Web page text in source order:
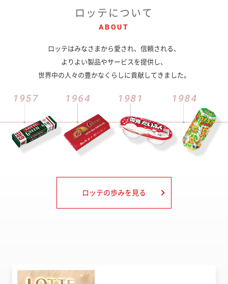
ロッテについて
ABOUT
ロッテはみなさまから愛され、信頼される、
よりよい製品やサービスを提供し、
世界中の人々の豊かなくらしに貢献してきました。
ロッテの歩みを見る